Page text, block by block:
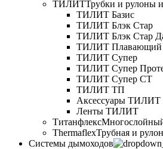
ТИЛИТТрубки и рулоны
ТИЛИТ Базис
ТИЛИТ Блэк Стар
ТИЛИТ Блэк Стар
ТИЛИТ Плавающий
ТИЛИТ Супер
ТИЛИТ Супер
ТИЛИТ Супер СТ
ТИЛИТ ТП
Аксессуары ТИЛИТ
Ленты ТИЛИТ
Титанфлекс
ThermaflexТрубная и
Cистемы дымоходов